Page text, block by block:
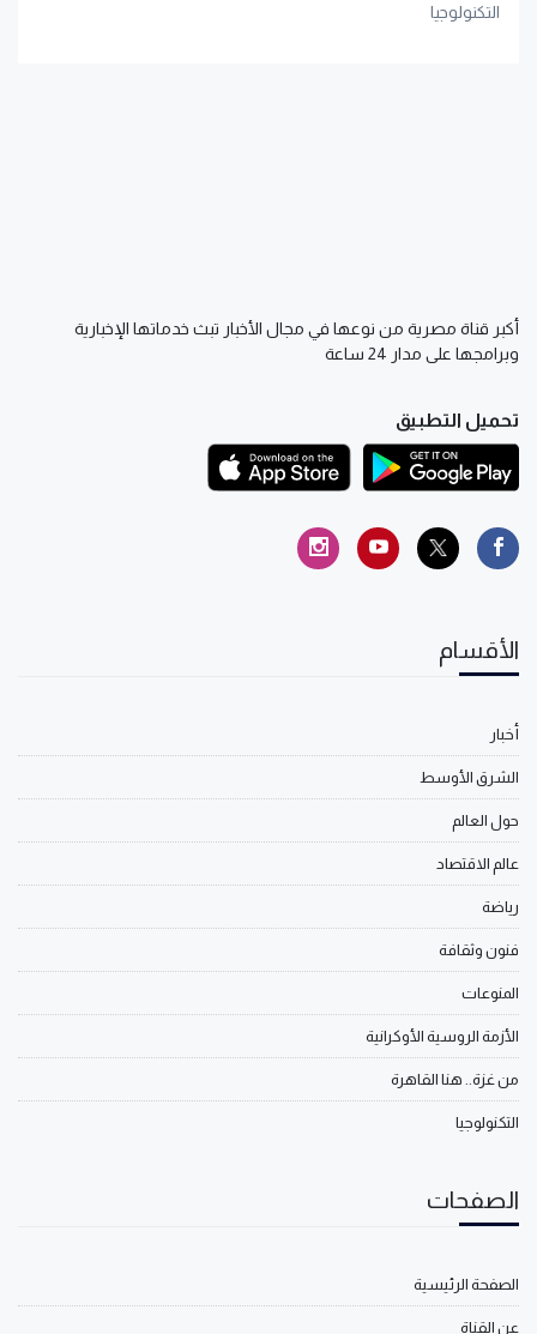
التكنولوجيا
أكبر قناة مصرية من نوعها في مجال الأخبار تبث خدماتها الإخبارية
وبرامجها على مدار 24 ساعة
تحميل التطبيق
الأقسام
أخبار
الشرق الأوسط
حول العالم
عالم الاقتصاد
رياضة
فنون وثقافة
المنوعات
الأزمة الروسية الأوكرانية
من غزة.. هنا القاهرة
التكنولوجيا
الصفحات
الصفحة الرئيسية
عن القناة